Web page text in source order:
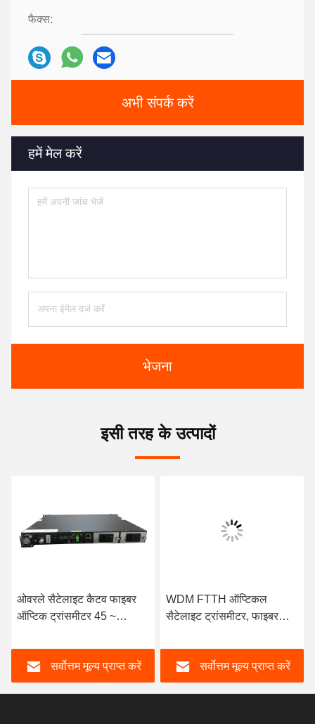
फैक्स:
अभी संपर्क करें
हमें मेल करें
भेजना
इसी तरह के उत्पादों
ओवरले सैटेलाइट कैटव फाइबर
ऑप्टिक ट्रांसमीटर 45 ~
स्वीकृत
सर्वोत्तम मूल्य प्राप्त करें
WDM FTTH ऑप्टिकल
सैटेलाइट ट्रांसमीटर, फाइबर
2600Mhz
सर्वोत्तम मूल्य प्राप्त करें